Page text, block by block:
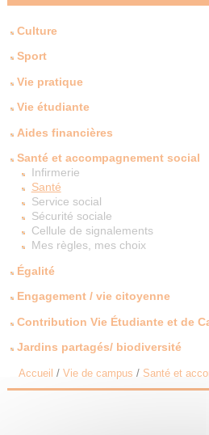
Culture
Sport
Vie pratique
Vie étudiante
Aides financières
Santé et accompagnement social
Infirmerie
Santé
Service social
Sécurité sociale
Cellule de signalements
Mes règles, mes choix
Égalité
Engagement / vie citoyenne
Contribution Vie Étudiante et de
Jardins partagés/ biodiversité
Accueil / Vie de campus / Santé et